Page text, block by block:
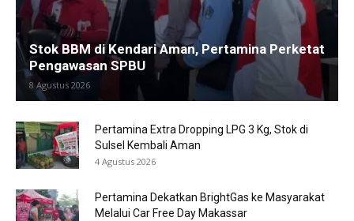
Stok BBM di Kendari Aman, Pertamina Perketat
Pengawasan SPBU
8 Agustus 2026
Pertamina Extra Dropping LPG 3 Kg, Stok di
Sulsel Kembali Aman
4 Agustus 2026
Pertamina Dekatkan BrightGas ke Masyarakat
Melalui Car Free Day Makassar